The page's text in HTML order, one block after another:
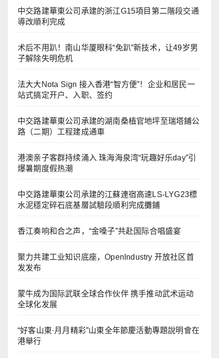
中交路建華東公司承建的浙江G15項目第二階段交通
導改順利完成
术后不用趴！南山华厦眼科“免趴”新技术，让49岁男
子解除失明危机
法大大Nota Sign 接入香港“智方便”！企业和居民一
站式搞定开户、入职、签约
中交路建華東公司承建的湖南桑植官地坪至瑞塔鋪公
路（二期）工程建成通車
港澳亲子客群持续涌入 珠海海泉湾“玩趣好乐day”引
爆暑期度假热潮
中交路建華東公司承建的江蘇連宿高速LS-LYG23標
水泥穩定碎石底基層試驗段順利完成攤鋪
香江奏响和合之声，“金嗓子”共赴国际合唱盛宴
聚力共建工业知识底座，OpenIndustry 开放社区首
发发布
蒙牛成为国际武联全球合作伙伴 携手推动武术运动
全球化发展
“好客山東·月月精彩”山東全年節慶活動專題說明會在
港舉行